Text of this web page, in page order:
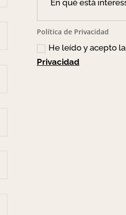
Política de Privacidad
He leído y acepto la
Privacidad